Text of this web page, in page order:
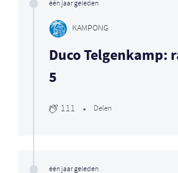
één jaar geleden
KAMPONG
Duco Telgenkamp:
5
111 Delen
één jaar geleden